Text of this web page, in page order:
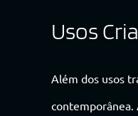
Usos
Além dos usos
contemporânea.